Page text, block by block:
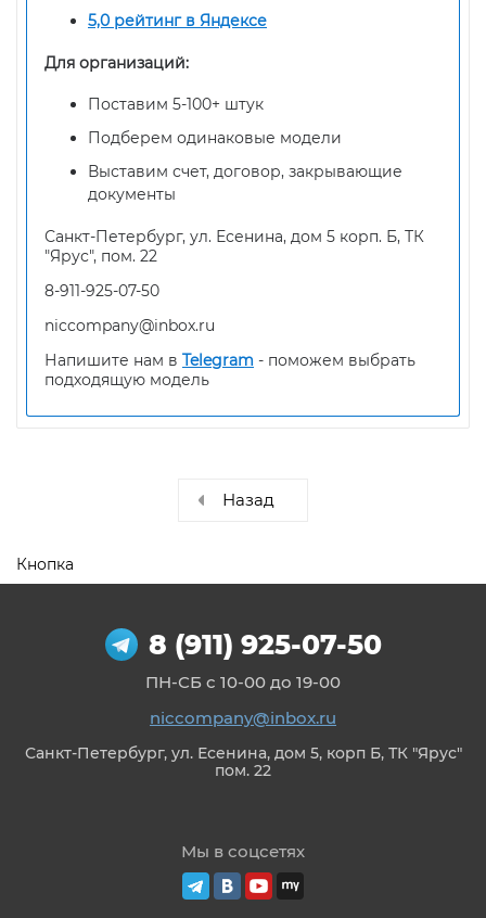
5,0 рейтинг в Яндексе
Для организаций:
Поставим 5-100+ штук
Подберем одинаковые модели
Выставим счет, договор, закрывающие
документы
Санкт-Петербург, ул. Есенина, дом 5 корп. Б, ТК
"Ярус", пом. 22
8-911-925-07-50
niccompany@inbox.ru
Напишите нам в Telegram - поможем выбрать
подходящую модель
Назад
Кнопка
8 (911) 925-07-50
ПН-СБ с 10-00 до 19-00
niccompany@inbox.ru
Санкт-Петербург, ул. Есенина, дом 5, корп Б, ТК "Ярус"
пом. 22
Мы в соцсетях